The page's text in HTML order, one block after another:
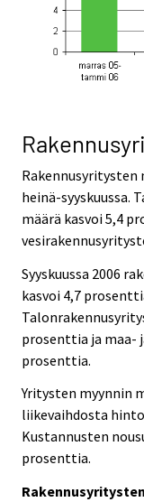
Rakennusyritysten
heinä-syyskuussa.
määrä kasvoi 5,4
Syyskuussa 2006
kasvoi 4,7
prosenttia ja maa-
prosenttia.
Yritysten myynnin
liikevaihdosta
Kustannusten
prosenttia.